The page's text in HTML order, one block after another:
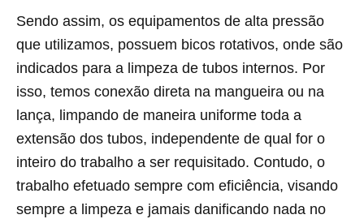
Sendo assim, os equipamentos de alta pressão
que utilizamos, possuem bicos rotativos, onde são
indicados para a limpeza de tubos internos. Por
isso, temos conexão direta na mangueira ou na
lança, limpando de maneira uniforme toda a
extensão dos tubos, independente de qual for o
inteiro do trabalho a ser requisitado. Contudo, o
trabalho efetuado sempre com eficiência, visando
sempre a limpeza e jamais danificando nada no